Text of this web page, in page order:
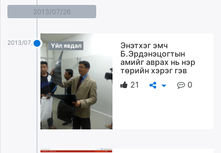
2013/07/26
2013/07/26 Үйл явдал
Энэтхэг эмч
Б.Эрдэнэцогтын
амийг аврах нь нэр
төрийн хэрэг гэв
21
0